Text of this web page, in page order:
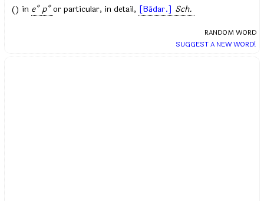
() in e°p°or particular, in detail, [Bādar.] Sch.
RANDOM WORD
SUGGEST A NEW WORD!